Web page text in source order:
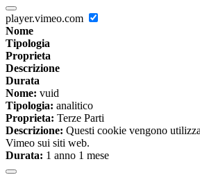
player.vimeo.com
Nome
Tipologia
Proprieta
Descrizione
Durata
Nome: vuid
Tipologia: analitico
Proprieta: Terze Parti
Descrizione: Questi cookie vengono
Vimeo sui siti web.
Durata: 1 anno 1 mese